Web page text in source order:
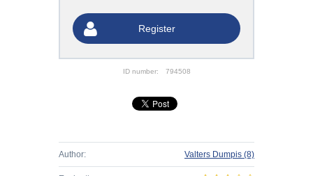
Register
ID number: 794508
Author: Valters Dumpis (8)